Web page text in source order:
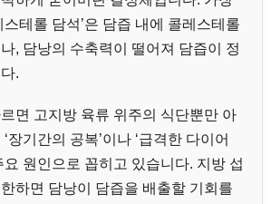
스테롤 담석’은 담즙 내에 콜레스테롤
, 담낭의 수축력이 떨어져 담즙이 정
.
면 고지방 육류 위주의 식단뿐만 아
장기간의 공복’이나 ‘급격한 다이어
요 원인으로 꼽히고 있습니다. 지방 섭
하면 담낭이 담즙을 배출할 기회를